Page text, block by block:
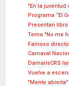
"En la
Programa “El
Presentan
Tema "No me
Famoso
Carnaval
DamarisCRS
Vuelve a
"Mente